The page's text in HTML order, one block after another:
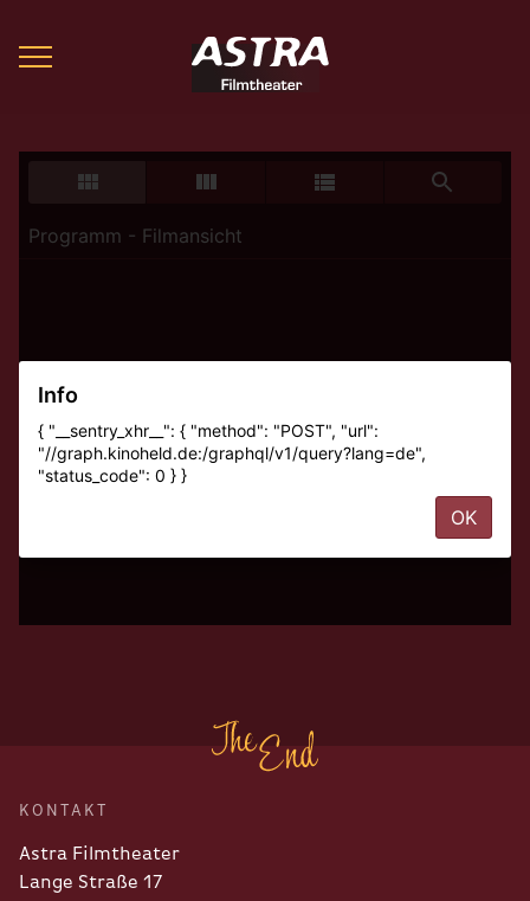
KONTAKT
Astra Filmtheater
Lange Straße 17